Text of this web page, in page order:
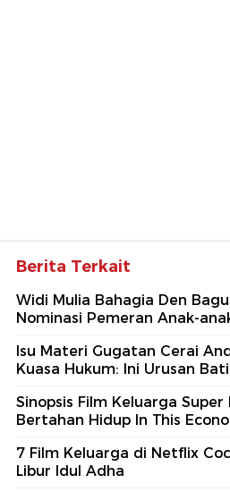
Berita Terkait
Widi Mulia Bahagia Den
Nominasi Pemeran Anak-
Isu Materi Gugatan Cerai
Kuasa Hukum: Ini Urusan
Sinopsis Film Keluarga
Bertahan Hidup In This
7 Film Keluarga di Netflix
Libur Idul Adha